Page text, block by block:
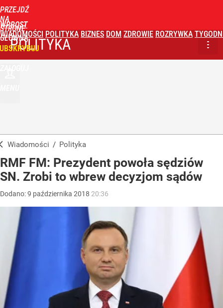
PRZEJDŹ
NA
STRONĘ
GŁÓWNĄ
WPROST
WIADOMOŚCI POLITYKA BIZNES DOM ZDROWIE ROZRYWKA
POLITYKA
Wiadomości / Polityka
RMF FM: Prezydent powoła sędziów
SN. Zrobi to wbrew decyzjom sądów
Dodano:9 października 2018 20:36